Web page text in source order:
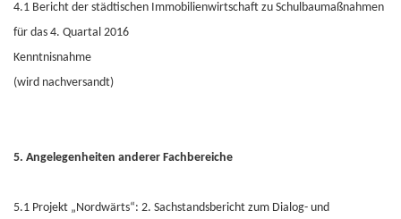
4.1 Bericht der städtischen Immobilienwirtschaft zu Schulbaumaßnahmen
für das 4. Quartal 2016
Kenntnisnahme
(wird nachversandt)
5. Angelegenheiten anderer Fachbereiche
5.1 Projekt „Nordwärts“: 2. Sachstandsbericht zum Dialog- und